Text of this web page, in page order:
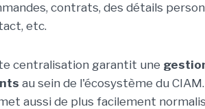
contrats, des détails
etc.
centralisation garantit une
au sein de l'écosystème du
aussi de plus facilement